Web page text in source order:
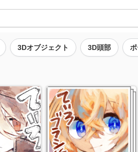
3Dオブジェクト 3D頭部